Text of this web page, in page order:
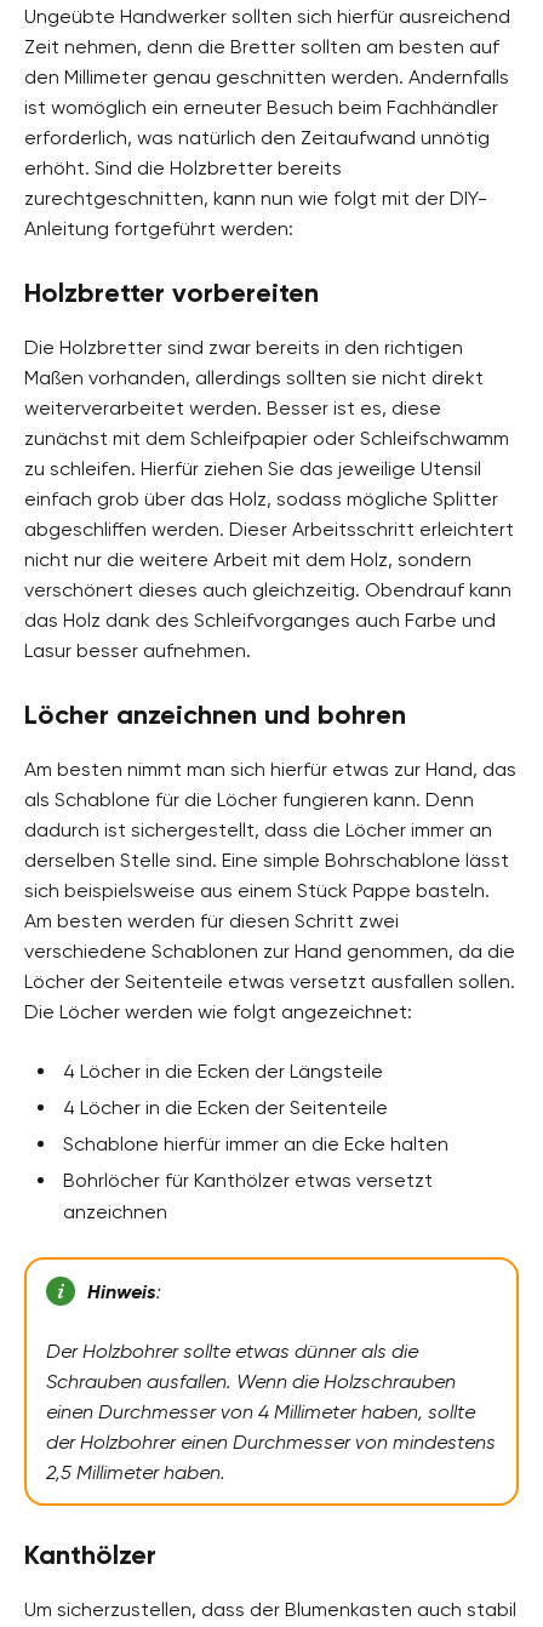
Ungeübte Handwerker sollten sich hierfür ausreichend
Zeit nehmen, denn die Bretter sollten am besten auf
den Millimeter genau geschnitten werden. Andernfalls
ist womöglich ein erneuter Besuch beim Fachhändler
erforderlich, was natürlich den Zeitaufwand unnötig
erhöht. Sind die Holzbretter bereits
zurechtgeschnitten, kann nun wie folgt mit der DIY-
Anleitung fortgeführt werden:
Holzbretter vorbereiten
Die Holzbretter sind zwar bereits in den richtigen
Maßen vorhanden, allerdings sollten sie nicht direkt
weiterverarbeitet werden. Besser ist es, diese
zunächst mit dem Schleifpapier oder Schleifschwamm
zu schleifen. Hierfür ziehen Sie das jeweilige Utensil
einfach grob über das Holz, sodass mögliche Splitter
abgeschliffen werden. Dieser Arbeitsschritt erleichtert
nicht nur die weitere Arbeit mit dem Holz, sondern
verschönert dieses auch gleichzeitig. Obendrauf kann
das Holz dank des Schleifvorganges auch Farbe und
Lasur besser aufnehmen.
Löcher anzeichnen und bohren
Am besten nimmt man sich hierfür etwas zur Hand, das
als Schablone für die Löcher fungieren kann. Denn
dadurch ist sichergestellt, dass die Löcher immer an
derselben Stelle sind. Eine simple Bohrschablone lässt
sich beispielsweise aus einem Stück Pappe basteln.
Am besten werden für diesen Schritt zwei
verschiedene Schablonen zur Hand genommen, da die
Löcher der Seitenteile etwas versetzt ausfallen sollen.
Die Löcher werden wie folgt angezeichnet:
4 Löcher in die Ecken der Längsteile
4 Löcher in die Ecken der Seitenteile
Schablone hierfür immer an die Ecke halten
Bohrlöcher für Kanthölzer etwas versetzt
anzeichnen
Hinweis:
Der Holzbohrer sollte etwas dünner als die
Schrauben ausfallen. Wenn die Holzschrauben
einen Durchmesser von 4 Millimeter haben, sollte
der Holzbohrer einen Durchmesser von mindestens
2,5 Millimeter haben.
Kanthölzer
Um sicherzustellen, dass der Blumenkasten auch stabil